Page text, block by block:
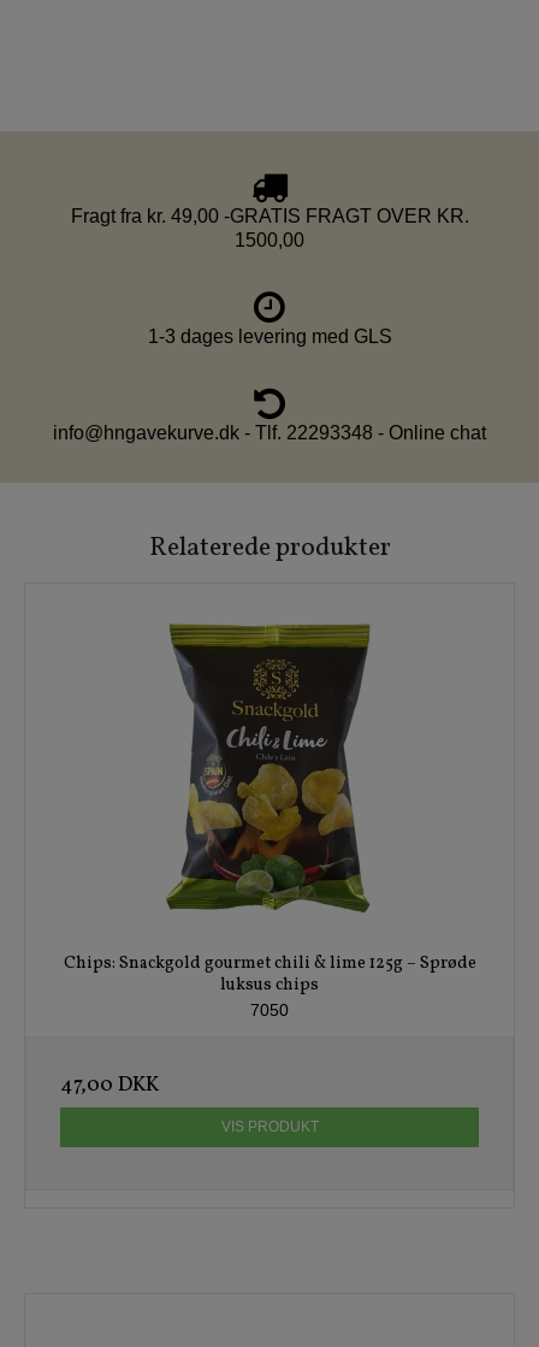
Fragt fra kr. 49,00 -GRATIS FRAGT OVER KR.
1500,00
1-3 dages levering med GLS
info@hngavekurve.dk - Tlf. 22293348 - Online chat
Relaterede produkter
Chips: Snackgold gourmet chili & lime 125g – Sprøde
luksus chips
7050
47,00 DKK
VIS PRODUKT